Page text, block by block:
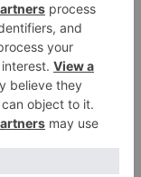
. Seit
Vorfahren
in jungen
in der
von